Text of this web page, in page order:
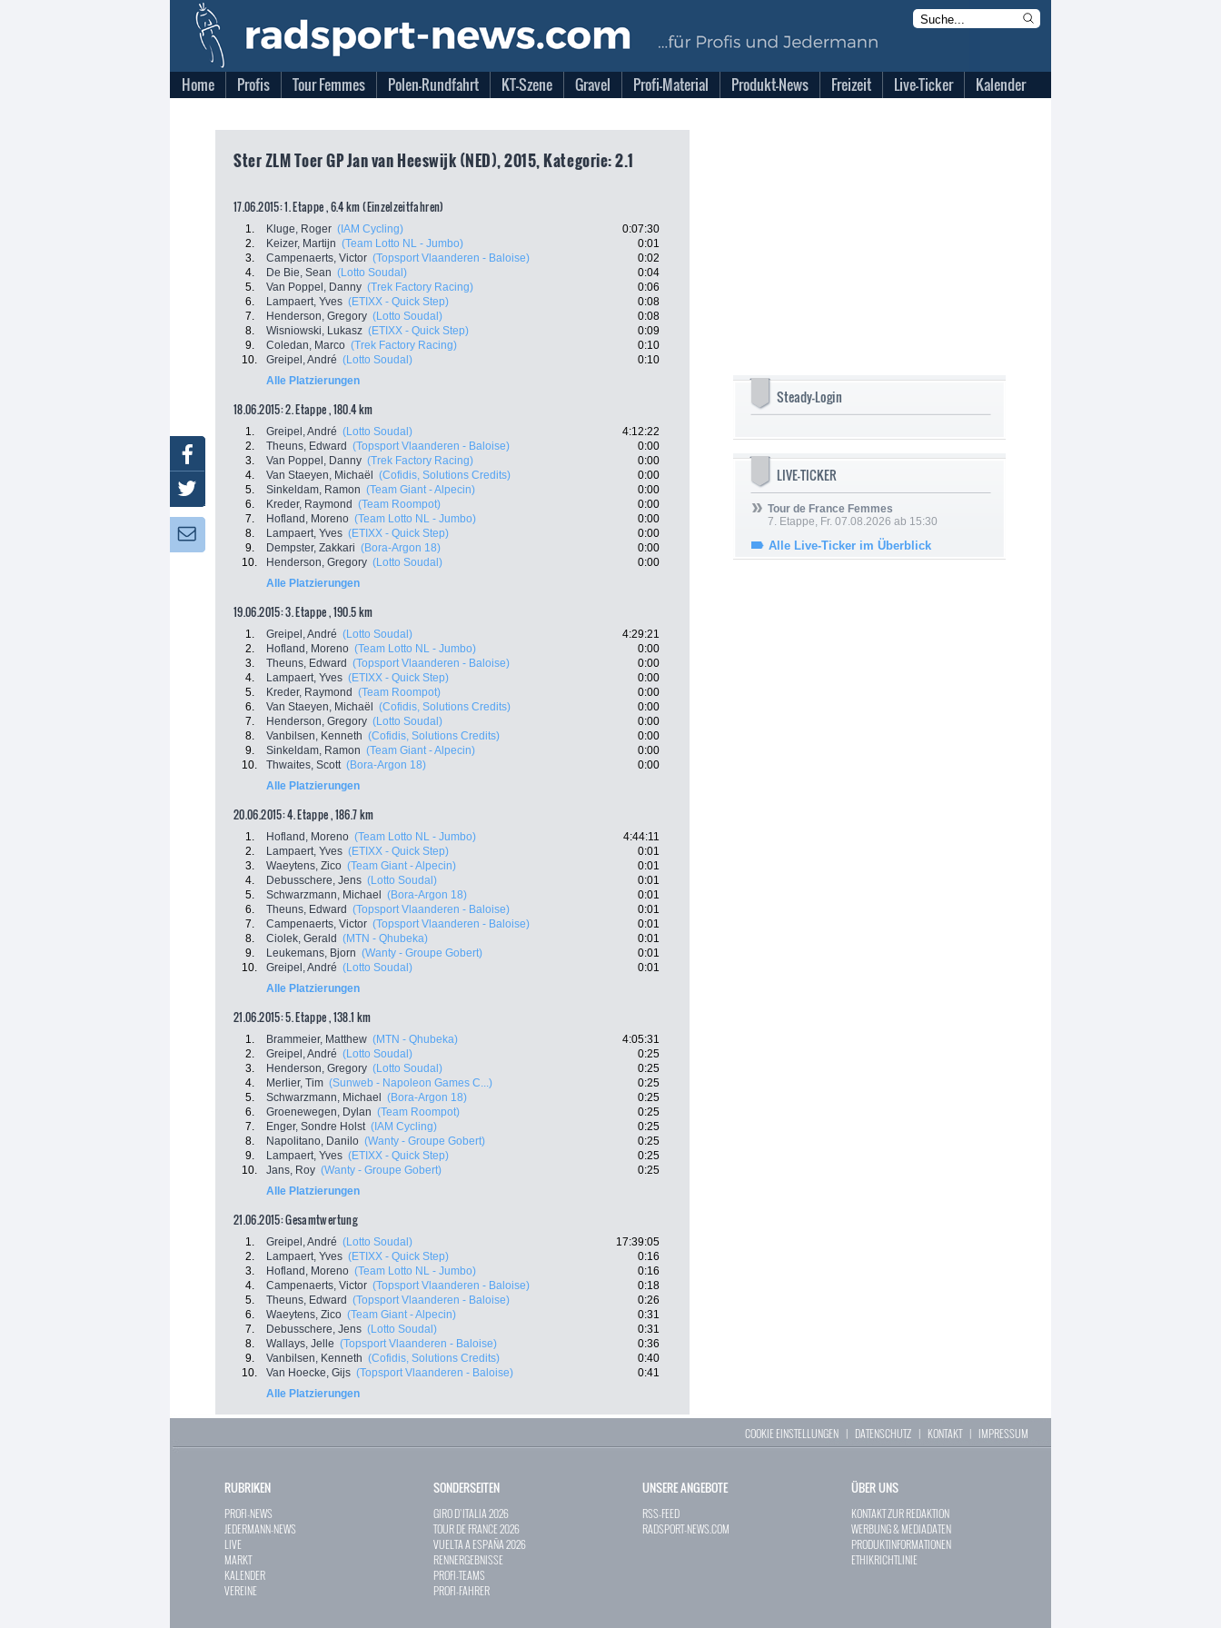
Home Profis Tour Femmes Polen-Rundfahrt KT-Szene Gravel Profi-Material Produkt-News Freizeit Live-Ticker Kalender
Ster ZLM Toer GP Jan van Heeswijk (NED), 2015, Kategorie: 2.1
17.06.2015: 1. Etappe , 6.4 km (Einzelzeitfahren)
1. Kluge, Roger (IAM Cycling)
0:07:30
2.
Keizer, Martijn (Team Lotto NL - Jumbo)
0:01
3.
Campenaerts, Victor (Topsport Vlaanderen - Baloise)
0:02
4.
De Bie, Sean (Lotto Soudal)
0:04
5.
Van Poppel, Danny (Trek Factory Racing)
0:06
6.
Lampaert, Yves (ETIXX - Quick Step)
0:08
7.
Henderson, Gregory (Lotto Soudal)
0:08
8.
Wisniowski, Lukasz (ETIXX - Quick Step)
0:09
9.
Coledan, Marco (Trek Factory Racing)
0:10
10.
Greipel, André (Lotto Soudal)
0:10
Alle Platzierungen
18.06.2015: 2. Etappe , 180.4 km
1. Greipel, André (Lotto Soudal)
4:12:22
2.
Theuns, Edward (Topsport Vlaanderen - Baloise)
0:00
3.
Van Poppel, Danny (Trek Factory Racing)
0:00
4.
Van Staeyen, Michaël (Cofidis, Solutions Credits)
0:00
5.
Sinkeldam, Ramon (Team Giant - Alpecin)
0:00
6.
Kreder, Raymond (Team Roompot)
0:00
7.
Hofland, Moreno (Team Lotto NL - Jumbo)
0:00
8.
Lampaert, Yves (ETIXX - Quick Step)
0:00
9.
Dempster, Zakkari (Bora-Argon 18)
0:00
10.
Henderson, Gregory (Lotto Soudal)
0:00
Alle Platzierungen
19.06.2015: 3. Etappe , 190.5 km
1. Greipel, André (Lotto Soudal)
4:29:21
2.
Hofland, Moreno (Team Lotto NL - Jumbo)
0:00
3.
Theuns, Edward (Topsport Vlaanderen - Baloise)
0:00
4.
Lampaert, Yves (ETIXX - Quick Step)
0:00
5.
Kreder, Raymond (Team Roompot)
0:00
6.
Van Staeyen, Michaël (Cofidis, Solutions Credits)
0:00
7.
Henderson, Gregory (Lotto Soudal)
0:00
8.
Vanbilsen, Kenneth (Cofidis, Solutions Credits)
0:00
9.
Sinkeldam, Ramon (Team Giant - Alpecin)
0:00
10.
Thwaites, Scott (Bora-Argon 18)
0:00
Alle Platzierungen
20.06.2015: 4. Etappe , 186.7 km
1. Hofland, Moreno (Team Lotto NL - Jumbo)
4:44:11
2.
Lampaert, Yves (ETIXX - Quick Step)
0:01
3.
Waeytens, Zico (Team Giant - Alpecin)
0:01
4.
Debusschere, Jens (Lotto Soudal)
0:01
5.
Schwarzmann, Michael (Bora-Argon 18)
0:01
6.
Theuns, Edward (Topsport Vlaanderen - Baloise)
0:01
7.
Campenaerts, Victor (Topsport Vlaanderen - Baloise)
0:01
8.
Ciolek, Gerald (MTN - Qhubeka)
0:01
9.
Leukemans, Bjorn (Wanty - Groupe Gobert)
0:01
10.
Greipel, André (Lotto Soudal)
0:01
Alle Platzierungen
21.06.2015: 5. Etappe , 138.1 km
1. Brammeier, Matthew (MTN - Qhubeka)
4:05:31
2.
Greipel, André (Lotto Soudal)
0:25
3.
Henderson, Gregory (Lotto Soudal)
0:25
4.
Merlier, Tim (Sunweb - Napoleon Games C...)
0:25
5.
Schwarzmann, Michael (Bora-Argon 18)
0:25
6.
Groenewegen, Dylan (Team Roompot)
0:25
7.
Enger, Sondre Holst (IAM Cycling)
0:25
8.
Napolitano, Danilo (Wanty - Groupe Gobert)
0:25
9.
Lampaert, Yves (ETIXX - Quick Step)
0:25
10.
Jans, Roy (Wanty - Groupe Gobert)
0:25
Alle Platzierungen
21.06.2015: Gesamtwertung
1. Greipel, André (Lotto Soudal)
17:39:05
2.
Lampaert, Yves (ETIXX - Quick Step)
0:16
3.
Hofland, Moreno (Team Lotto NL - Jumbo)
0:16
4.
Campenaerts, Victor (Topsport Vlaanderen - Baloise)
0:18
5.
Theuns, Edward (Topsport Vlaanderen - Baloise)
0:26
6.
Waeytens, Zico (Team Giant - Alpecin)
0:31
7.
Debusschere, Jens (Lotto Soudal)
0:31
8.
Wallays, Jelle (Topsport Vlaanderen - Baloise)
0:36
9.
Vanbilsen, Kenneth (Cofidis, Solutions Credits)
0:40
10.
Van Hoecke, Gijs (Topsport Vlaanderen - Baloise)
0:41
Alle Platzierungen
Steady-Login
LIVE-TICKER
Tour de France Femmes
7. Etappe, Fr. 07.08.2026 ab 15:30
Alle Live-Ticker im Überblick
Facebook
Twitter
Newsletter:
COOKIE EINSTELLUNGEN | DATENSCHUTZ | KONTAKT| IMPRESSUM
RUBRIKEN
PROFI-NEWS
JEDERMANN-NEWS
LIVE
MARKT
KALENDER
VEREINE
SONDERSEITEN
GIRO D`ITALIA 2026
TOUR DE FRANCE 2026
VUELTA A ESPAÑA 2026
RENNERGEBNISSE
PROFI-TEAMS
PROFI-FAHRER
UNSERE ANGEBOTE
RSS-FEED
RADSPORT-NEWS.COM
ÜBER UNS
KONTAKT ZUR REDAKTION
WERBUNG & MEDIADATEN
PRODUKTINFORMATIONEN
ETHIKRICHTLINIE